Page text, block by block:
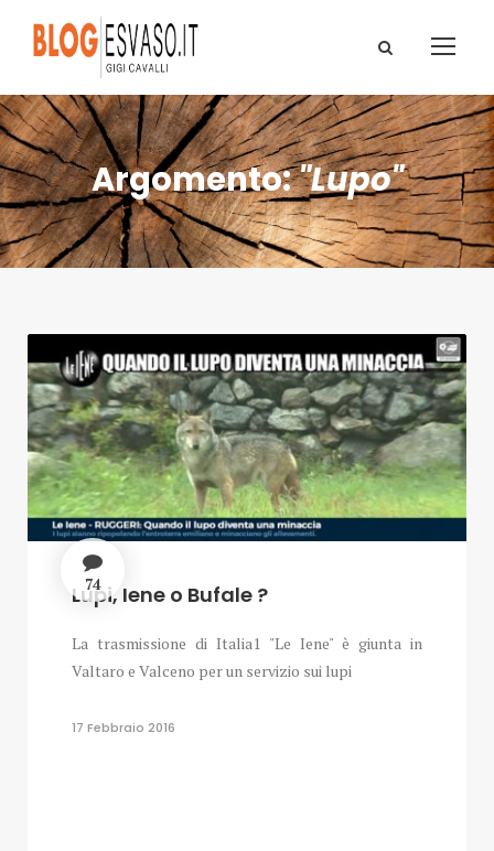
Argomento:"Lupo"
74
Lupi, Iene o Bufale ?
La trasmissione di Italia1 "Le Iene" è giunta in
Valtaro e Valceno per un servizio sui lupi
17 Febbraio 2016